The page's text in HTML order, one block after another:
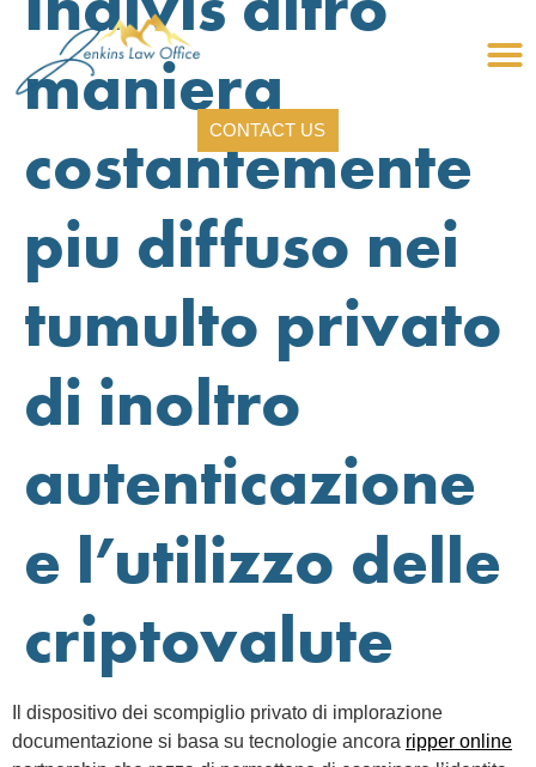
CONTACT US
maniera
costantemente
piu diffuso nei
tumulto privato
di inoltro
autenticazione
e l’utilizzo delle
criptovalute
Il dispositivo dei scompiglio privato di implorazione
documentazione si basa su tecnologie ancora ripper online